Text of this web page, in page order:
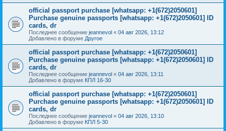
official passport purchase [whatsapp: +1(672)2050601]
Purchase genuine passports [whatsapp: +1(672)2050601] ID
cards, dr
Последнее сообщение jeannevol « 04 авг 2026, 13:12
Добавлено в форуме Другое
official passport purchase [whatsapp: +1(672)2050601]
Purchase genuine passports [whatsapp: +1(672)2050601] ID
cards, dr
Последнее сообщение jeannevol « 04 авг 2026, 13:11
Добавлено в форуме КПЛ 16-30
official passport purchase [whatsapp: +1(672)2050601]
Purchase genuine passports [whatsapp: +1(672)2050601] ID
cards, dr
Последнее сообщение jeannevol « 04 авг 2026, 13:10
Добавлено в форуме КПЛ 5-30